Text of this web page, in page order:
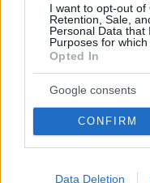
I want to opt-out of
Retention, Sale,
Personal Data that
Purposes for which
Opted In
Google consents
CONFIRM
Data Deletion
Δείτε τα
από το ταξίδι τους